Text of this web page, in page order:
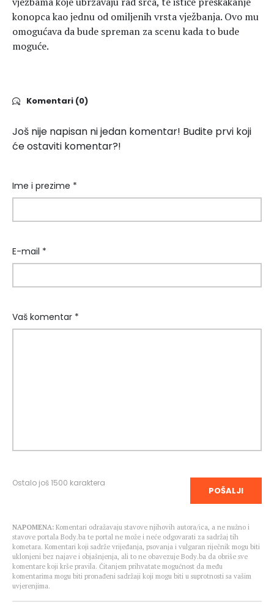
konopca kao jednu od omiljenih vrsta vježbanja. Ovo mu
omogućava da bude spreman za scenu kada to bude
moguće.
Komentari (0)
Još nije napisan ni jedan komentar! Budite prvi koji
će ostaviti komentar?!
Ime i prezime *
E-mail *
Vaš komentar *
Ostalo još1500 karaktera
POŠALJI
NAPOMENA: Komentari odražavaju stavove njihovih autora/ica, a ne nužno i
stavove portala Body.ba te portal ne može i neće odgovarati za sadržaj tih
kometara. Komentari koji sadrže vrijeđanja, psovanja i vulgaran riječnik mogu biti
uklonjeni bez najave i objašnjenja, ali to ne obavezuje Body.ba da obriše sve
komentare koji krše pravila. Čitanjem prihvatate mogućnost da među
komentarima mogu biti pronađeni sadržaji koji mogu biti u suprotnosti sa vašim
uvjerenjima.